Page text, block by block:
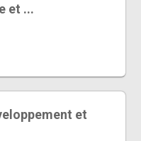
et ...
et